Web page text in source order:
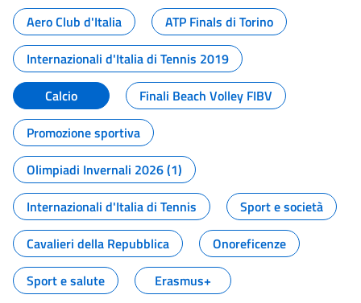
Aero Club d'Italia
ATP Finals di Torino
Internazionali d'Italia di Tennis 2019
Calcio
Finali Beach Volley FIBV
Promozione sportiva
Olimpiadi Invernali 2026 (1)
Internazionali d'Italia di Tennis
Sport e società
Cavalieri della Repubblica
Onoreficenze
Sport e salute
Erasmus+